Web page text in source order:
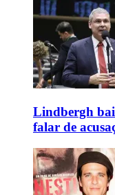
Lindbergh
falar de